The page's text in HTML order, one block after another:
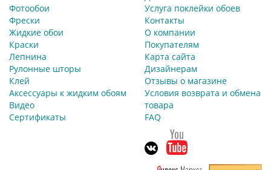
Фотообои
Фрески
Жидкие обои
Краски
Лепнина
Рулонные шторы
Клей
Аксессуары к жидким обоям
Видео
Сертификаты
Услуга поклейки обоев
Контакты
О компании
Покупателям
Карта сайта
Дизайнерам
Отзывы о магазине
Условия возврата и обмена
товара
FAQ